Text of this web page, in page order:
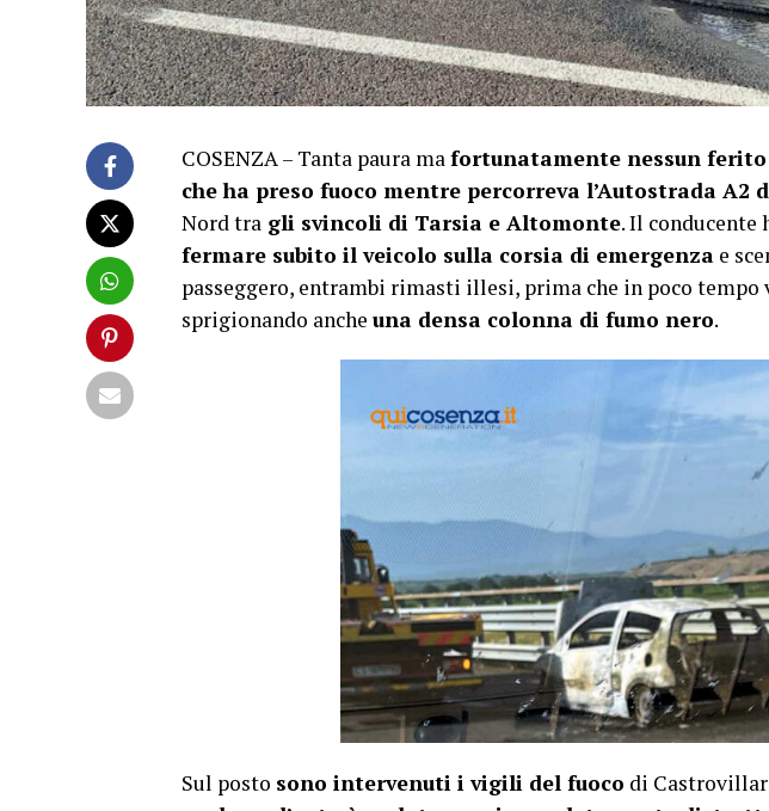
COSENZA – Tanta paura mafortunatamente nessun ferito
che ha preso fuoco mentre percorreva l’Autostrada A2
Nord tra gli svincoli di Tarsia e Altomonte. Il conducente
fermare subito il veicolo sulla corsia di emergenza e
passeggero, entrambi rimasti illesi, prima che in poco
sprigionando anche una densa colonna di fumo nero.
Sul posto sono intervenuti i vigili del fuoco di